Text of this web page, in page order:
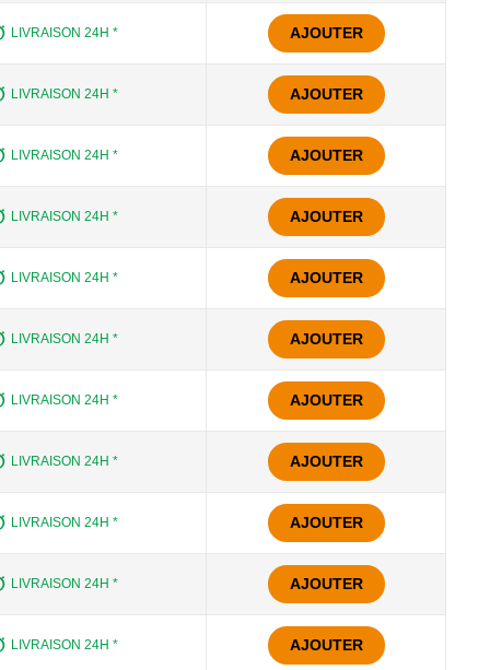
LIVRAISON 24H * AJOUTER
LIVRAISON 24H * AJOUTER
LIVRAISON 24H * AJOUTER
LIVRAISON 24H * AJOUTER
LIVRAISON 24H * AJOUTER
LIVRAISON 24H * AJOUTER
LIVRAISON 24H * AJOUTER
LIVRAISON 24H * AJOUTER
LIVRAISON 24H * AJOUTER
LIVRAISON 24H * AJOUTER
LIVRAISON 24H * AJOUTER